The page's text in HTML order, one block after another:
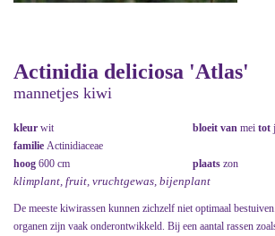
Actinidia deliciosa 'Atlas'
mannetjes kiwi
kleur wit bloeit van mei tot
familie Actinidiaceae
hoog 600 cm plaats zon
klimplant, fruit, vruchtgewas, bijenplant
De meeste kiwirassen kunnen zichzelf niet optimaal
organen zijn vaak onderontwikkeld. Bij een aantal rassen